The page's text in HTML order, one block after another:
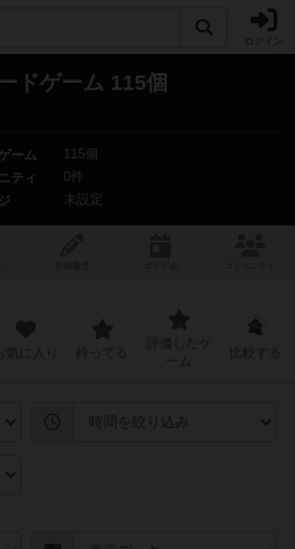
ドゲーム 115個
ーム
115個
ティ
0件
未設定